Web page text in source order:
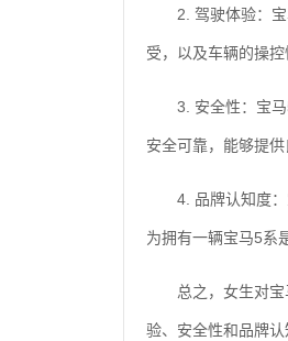
2. 驾驶体验：
受，以及车辆的操控
3. 安全性：宝
安全可靠，能够提供
4. 品牌认知度
为拥有一辆宝马5系
总之，女生对
验、安全性和品牌认